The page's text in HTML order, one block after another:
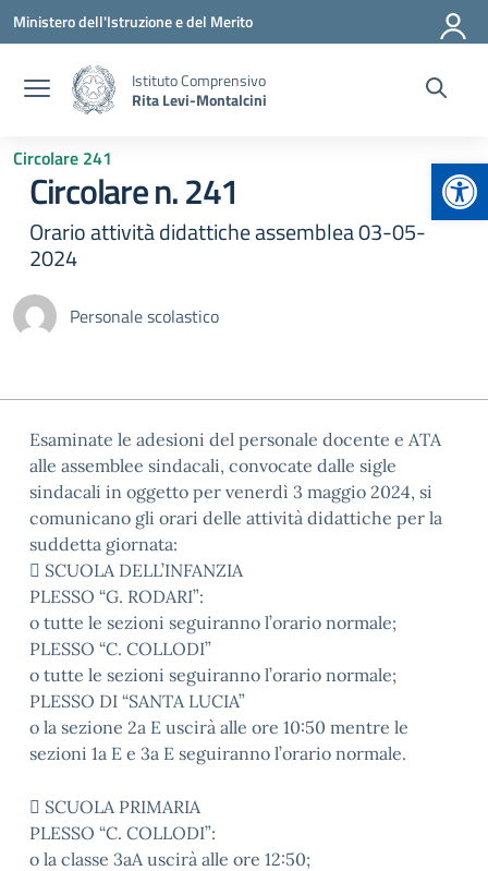
Vai ai contenuti
Vai al menu di navigazione
Vai al footer
Ministero dell'Istruzione e del Merito
Istituto Comprensivo
Rita Levi-Montalcini
Circolare 241
Circolare n. 241
Orario attività didattiche assemblea 03-05-
2024
Personale scolastico
Esaminate le adesioni del personale docente e ATA
alle assemblee sindacali, convocate dalle sigle
sindacali in oggetto per venerdì 3 maggio 2024, si
comunicano gli orari delle attività didattiche per la
suddetta giornata:
 SCUOLA DELL’INFANZIA
PLESSO “G. RODARI”:
o tutte le sezioni seguiranno l’orario normale;
PLESSO “C. COLLODI”
o tutte le sezioni seguiranno l’orario normale;
PLESSO DI “SANTA LUCIA”
o la sezione 2a E uscirà alle ore 10:50 mentre le
sezioni 1a E e 3a E seguiranno l’orario normale.
 SCUOLA PRIMARIA
PLESSO “C. COLLODI”:
o la classe 3aA uscirà alle ore 12:50;